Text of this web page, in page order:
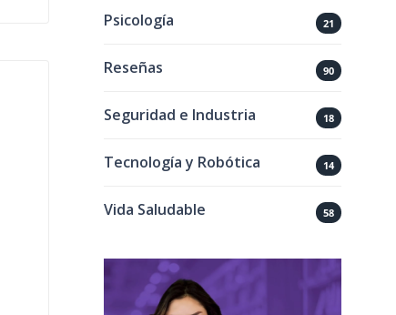
Psicología 21
Reseñas 90
Seguridad e Industria 18
Tecnología y Robótica 14
Vida Saludable 58